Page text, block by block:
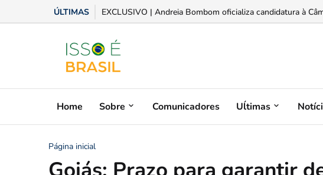
ÚLTIMAS Aplicativo moderniza operações entre fornecedores e
Home Sobre Comunicadores Uĺtimas
Página inicial